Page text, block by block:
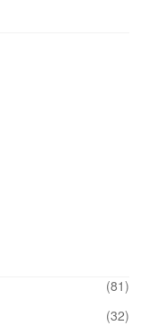
(81)
(32)